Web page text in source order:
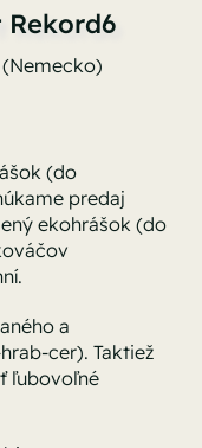
(do
predaj
ekohrášok (do
a
cer). Taktiež
ľubovoľné